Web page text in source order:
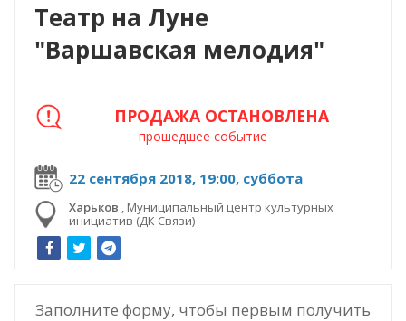
Театр на Луне
"Варшавская мелодия"
22 сентября 2018, 19:00, суббота
Харьков , Муниципальный центр культурных
инициатив (ДК Связи)
ПРОДАЖА ОСТАНОВЛЕНА
прошедшее событие
Заполните форму, чтобы первым получить